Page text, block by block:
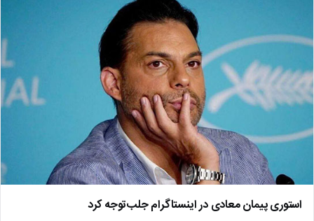
استوری پیمان معادی در اینستاگرام جلب‌توجه کرد